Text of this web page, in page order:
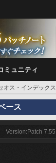
ミュニティ
オス・インデックス
ース
Version:Patch 7.55